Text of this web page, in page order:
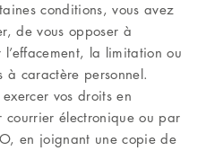
conditions, vous avez
de vous opposer à
la limitation ou
à caractère personnel.
vos droits en
courrier électronique ou par
en joignant une copie de